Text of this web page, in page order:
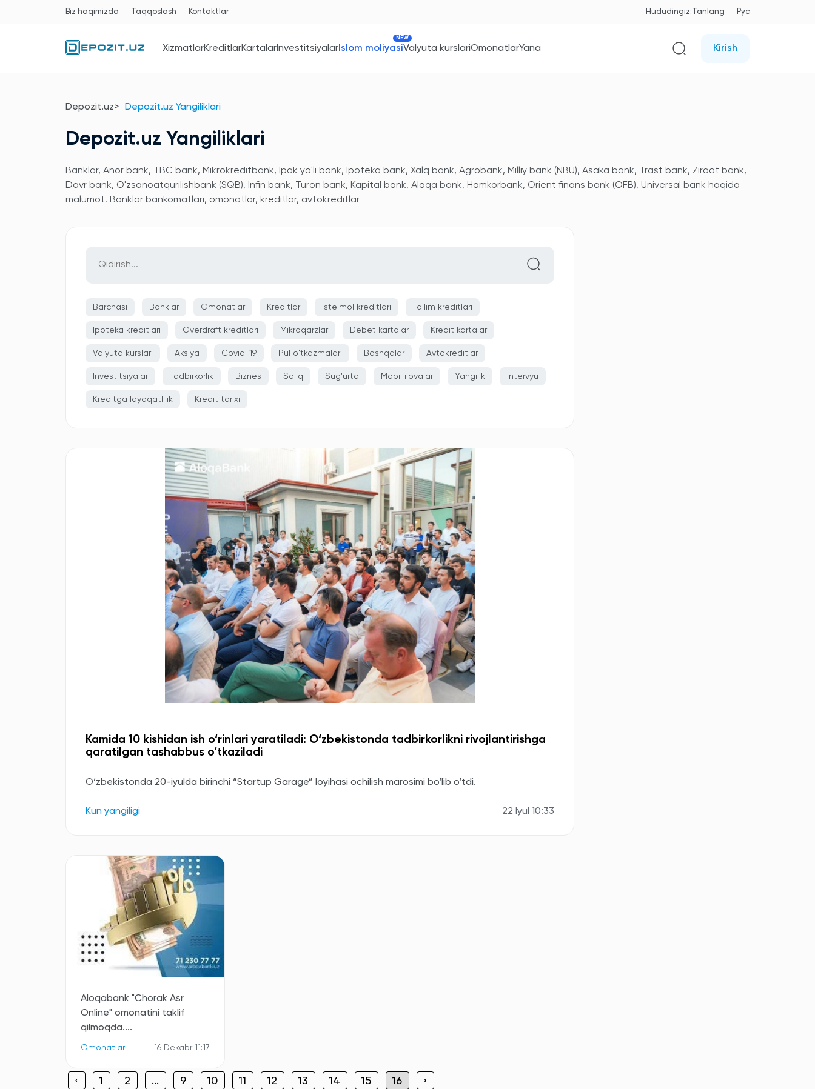
Biz haqimizda Taqqoslash Kontaktlar Hududingiz:Tanlang Рус
XizmatlarKreditlarKartalarInvestitsiyalarIslom moliyasi
NEW
Valyuta kurslariOmonatlarYana Kirish
Depozit.uz Depozit.uz Yangiliklari
Depozit.uz Yangiliklari
Banklar, Anor bank, TBC bank, Mikrokreditbank, Ipak yo'li bank, Ipoteka bank, Xalq bank, Agrobank, Milliy bank (NBU), Asaka bank, Trast bank, Ziraat bank,
Davr bank, O'zsanoatqurilishbank (SQB), Infin bank, Turon bank, Kapital bank, Aloqa bank, Hamkorbank, Orient finans bank (OFB), Universal bank haqida
malumot. Banklar bankomatlari, omonatlar, kreditlar, avtokreditlar
Barchasi Banklar Omonatlar Kreditlar Iste'mol kreditlari Ta'lim kreditlari
Ipoteka kreditlari Overdraft kreditlari Mikroqarzlar Debet kartalar Kredit kartalar
Valyuta kurslari Aksiya Covid-19 Pul o'tkazmalari Boshqalar Avtokreditlar
Investitsiyalar Tadbirkorlik Biznes Soliq Sug'urta Mobil ilovalar Yangilik Intervyu
Kreditga layoqatlilik Kredit tarixi
Kamida 10 kishidan ish o‘rinlari yaratiladi: O‘zbekistonda tadbirkorlikni rivojlantirishga
qaratilgan tashabbus o‘tkaziladi
O‘zbekistonda 20-iyulda birinchi “Startup Garage” loyihasi ochilish marosimi bo‘lib o‘tdi.
Kun yangiligi 22 Iyul 10:33
Aloqabank "Chorak Asr
Online" omonatini taklif
qilmoqda....
Omonatlar 16 Dekabr 11:17
‹ 1 2 ... 9 10 11 12 13 14 15 16 ›